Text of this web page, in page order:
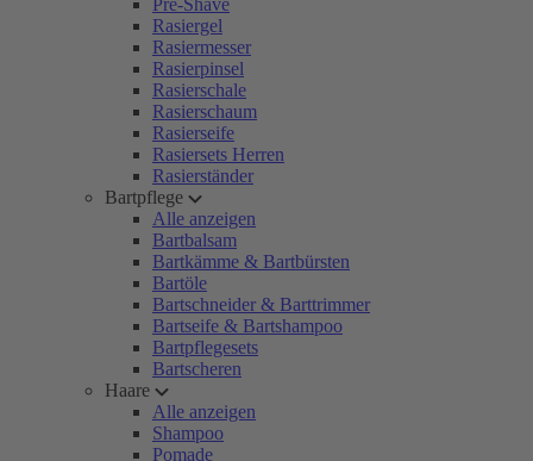
Pre-Shave
Rasiergel
Rasiermesser
Rasierpinsel
Rasierschale
Rasierschaum
Rasierseife
Rasiersets Herren
Rasierständer
Bartpflege
Alle anzeigen
Bartbalsam
Bartkämme & Bartbürsten
Bartöle
Bartschneider & Barttrimmer
Bartseife & Bartshampoo
Bartpflegesets
Bartscheren
Haare
Alle anzeigen
Shampoo
Pomade